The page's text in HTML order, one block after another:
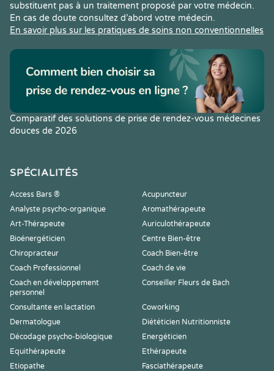
substituent pas à un traitement proposé par votre médecin.
En cas de doute consultez d’abord votre médecin.
En savoir plus sur les pratiques de soins non conventionnelles
Comparatif des solutions de prise de rendez-vous médecines
douces de 2026
SPÉCIALITÉS
Access Bars ®
Acupuncteur
Analyste psycho-organique
Aromathérapeute
Art-Thérapeute
Auriculothérapeute
Bioénergéticien
Centre Bien-être
Chiropracteur
Coach Bien-être
Coach Professionnel
Coach de vie
Coach en développement
personnel
Conseiller Fleurs de Bach
Consultante en lactation
Coworking
Dermatologue
Diététicien Nutritionniste
Décodage psycho-biologique
Energéticien
Equithérapeute
Ethérapeute
Etiopathe
Fasciathérapeute